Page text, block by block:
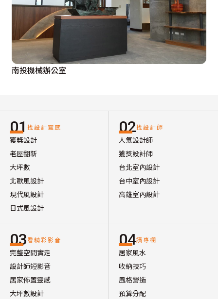
南投機械辦公室
01 找設計靈感
獲獎設計
老屋翻新
大坪數
北歐風設計
現代風設計
日式風設計
02找設計師
人氣設計師
獲獎設計師
台北室內設計
台中室內設計
高雄室內設計
03看精彩影音
完整空間實走
設計師短影音
居家佈置靈感
大坪數設計
04讀專欄
居家風水
收納技巧
風格營造
預算分配